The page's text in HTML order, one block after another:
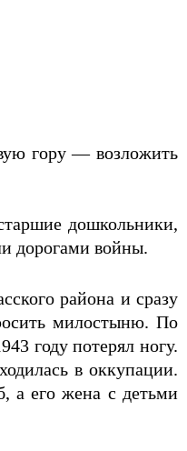
гору — возложить
дошкольники,
дорогами войны.
района и сразу
милостыню. По
году потерял ногу.
в оккупации.
а его жена с детьми